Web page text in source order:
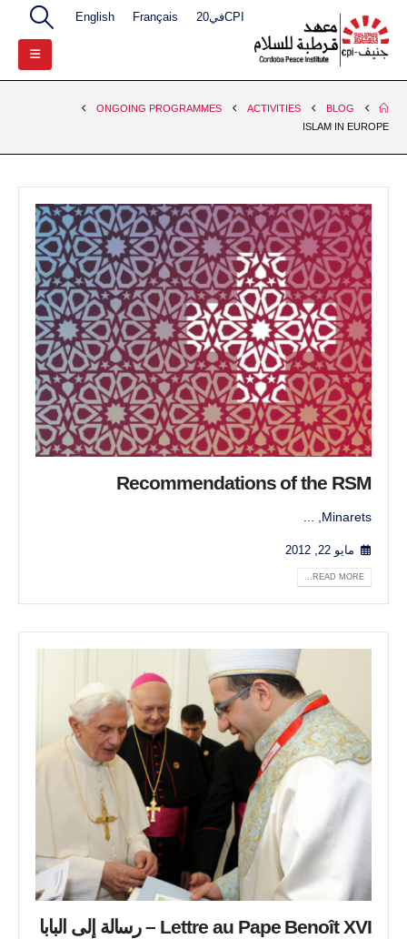
CPIفي20 Français
English
BLOG
ACTIVITIES
ONGOING PROGRAMMES
ISLAM IN EUROPE
Recommendations of the RSM
Minarets, ...
مايو 22, 2012
READ MORE...
Lettre au Pape Benoît XVI – رسالة إلى البابا